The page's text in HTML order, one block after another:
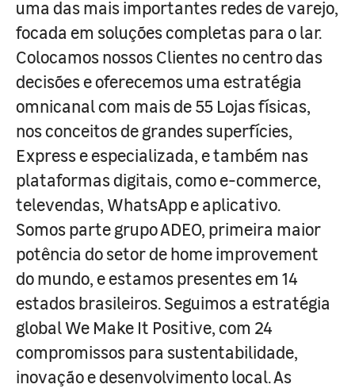
uma das mais importantes redes de varejo,
focada em soluções completas para o lar.
Colocamos nossos Clientes no centro das
decisões e oferecemos uma estratégia
omnicanal com mais de 55 Lojas físicas,
nos conceitos de grandes superfícies,
Express e especializada, e também nas
plataformas digitais, como e-commerce,
televendas, WhatsApp e aplicativo.
Somos parte grupo ADEO, primeira maior
potência do setor de home improvement
do mundo, e estamos presentes em 14
estados brasileiros. Seguimos a estratégia
global We Make It Positive, com 24
compromissos para sustentabilidade,
inovação e desenvolvimento local. As